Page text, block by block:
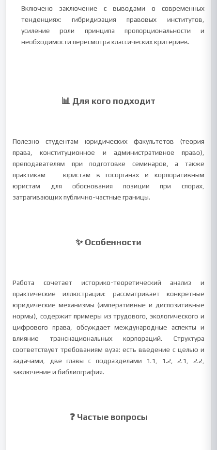
Включено заключение с выводами о современных
тенденциях: гибридизация правовых институтов,
усиление роли принципа пропорциональности и
необходимости пересмотра классических критериев.
📊 Для кого подходит
Полезно студентам юридических факультетов (теория
права, конституционное и административное право),
преподавателям при подготовке семинаров, а также
практикам — юристам в госорганах и корпоративным
юристам для обоснования позиции при спорах,
затрагивающих публично-частные границы.
✨ Особенности
Работа сочетает историко-теоретический анализ и
практические иллюстрации: рассматривает конкретные
юридические механизмы (императивные и диспозитивные
нормы), содержит примеры из трудового, экологического и
цифрового права, обсуждает международные аспекты и
влияние транснациональных корпораций. Структура
соответствует требованиям вуза: есть введение с целью и
задачами, две главы с подразделами 1.1, 1.2, 2.1, 2.2,
заключение и библиография.
❓ Частые вопросы